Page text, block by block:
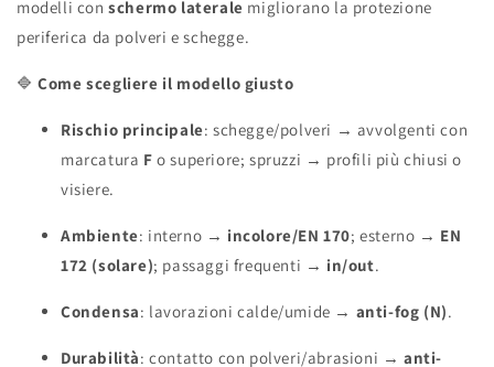
modelli conschermo laterale migliorano la protezione
periferica da polveri e schegge.
🔷Come scegliere il modello giusto
Rischio principale: schegge/polveri → avvolgenti con
marcatura F o superiore; spruzzi → profili più chiusi o
visiere.
Ambiente: interno → incolore/EN 170; esterno → EN
172 (solare); passaggi frequenti → in/out.
Condensa: lavorazioni calde/umide → anti-fog (N).
Durabilità: contatto con polveri/abrasioni →anti-